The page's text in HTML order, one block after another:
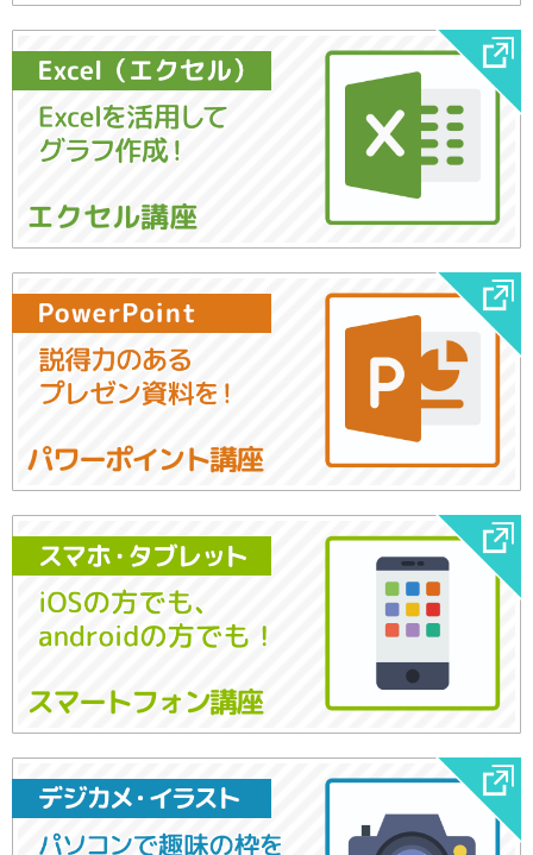
エクセル講座
パワーポイント講座
スマートフォン講座